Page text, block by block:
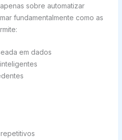
sobre automatizar
fundamentalmente como as
em dados